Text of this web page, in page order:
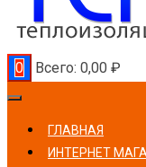
0 Всего: 0,00 ₽
ГЛАВНАЯ
ИНТЕРНЕТ